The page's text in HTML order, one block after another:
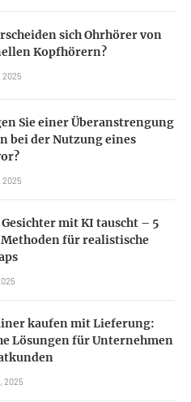
sich Ohrhörer von
Kopfhörern?
2025
Sie einer Überanstrengung
bei der Nutzung eines
2025
mit KI tauscht – 5
für realistische
kaufen mit Lieferung:
Lösungen für Unternehmen
2025